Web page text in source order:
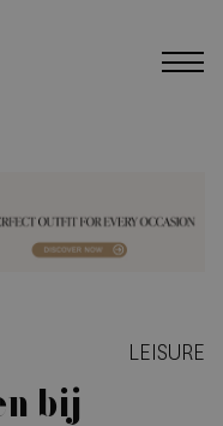
LEISURE
bij